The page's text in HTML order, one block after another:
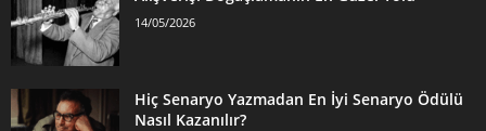
14/05/2026
Hiç Senaryo Yazmadan En İyi Senaryo Ödülü
Nasıl Kazanılır?